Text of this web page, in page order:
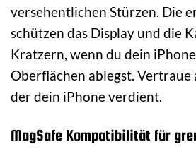
versehentlichen Stürzen. Die
schützen das Display und die
Kratzern, wenn du dein
Oberflächen ablegst. Vertraue
der dein iPhone verdient.
MagSafe Kompatibilität für